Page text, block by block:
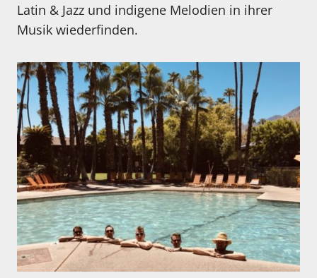
Latin & Jazz und indigene Melodien in ihrer
Musik wiederfinden.